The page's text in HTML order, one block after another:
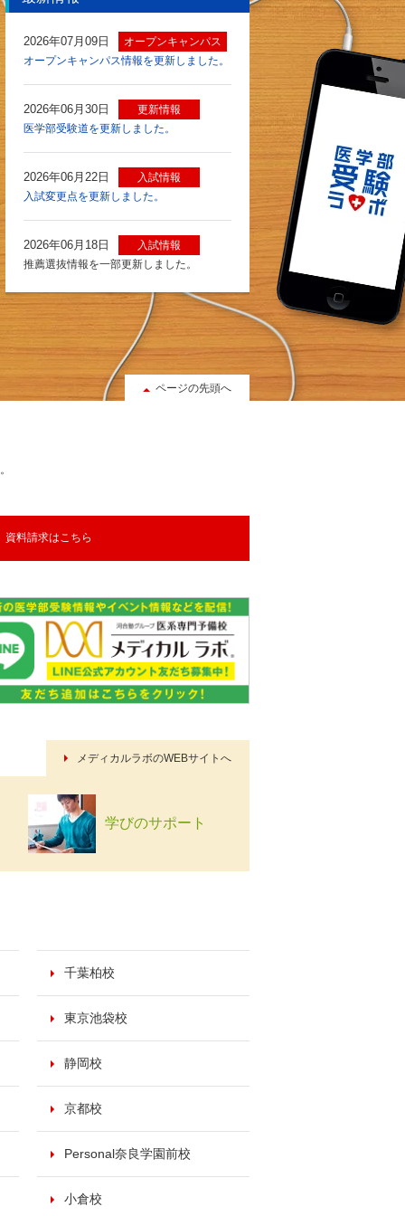
2026年07月09日
オープンキャンパス
オープンキャンパス情報を更新しました。
2026年06月30日
更新情報
医学部受験道を更新しました。
2026年06月22日
入試情報
入試変更点を更新しました。
2026年06月18日
入試情報
推薦選抜情報を一部更新しました。
ページの先頭へ
資料請求はこちら
メディカルラボのWEBサイトへ
学びのサポート
千葉柏校
東京池袋校
静岡校
京都校
Personal奈良学園前校
小倉校